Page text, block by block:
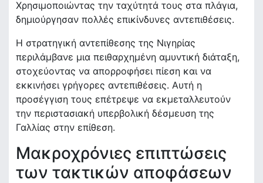
Χρησιμοποιώντας την ταχύτητά τους στα πλάγια,
δημιούργησαν πολλές επικίνδυνες αντεπιθέσεις.
Η στρατηγική αντεπίθεσης της Νιγηρίας
περιλάμβανε μια πειθαρχημένη αμυντική διάταξη,
στοχεύοντας να απορροφήσει πίεση και να
εκκινήσει γρήγορες αντεπιθέσεις. Αυτή η
προσέγγιση τους επέτρεψε να εκμεταλλευτούν
την περιστασιακή υπερβολική δέσμευση της
Γαλλίας στην επίθεση.
Μακροχρόνιες επιπτώσεις
των τακτικών αποφάσεων